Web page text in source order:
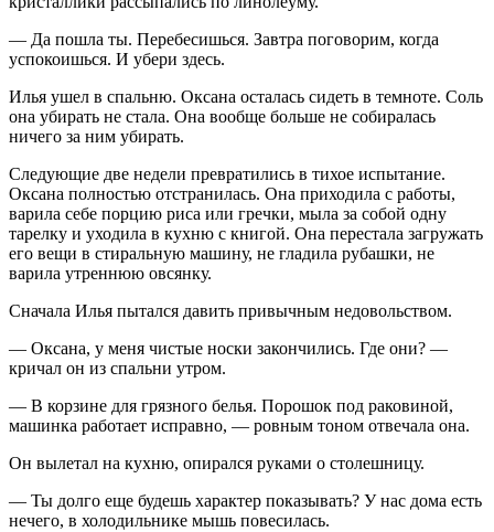
— Да пошла ты. Перебесишься. Завтра поговорим, когда
успокоишься. И убери здесь.
Илья ушел в спальню. Оксана осталась сидеть в темноте. Соль
она убирать не стала. Она вообще больше не собиралась
ничего за ним убирать.
Следующие две недели превратились в тихое испытание.
Оксана полностью отстранилась. Она приходила с работы,
варила себе порцию риса или гречки, мыла за собой одну
тарелку и уходила в кухню с книгой. Она перестала загружать
его вещи в стиральную машину, не гладила рубашки, не
варила утреннюю овсянку.
Сначала Илья пытался давить привычным недовольством.
— Оксана, у меня чистые носки закончились. Где они? —
кричал он из спальни утром.
— В корзине для грязного белья. Порошок под раковиной,
машинка работает исправно, — ровным тоном отвечала она.
Он вылетал на кухню, опирался руками о столешницу.
— Ты долго еще будешь характер показывать? У нас дома есть
нечего, в холодильнике мышь повесилась.